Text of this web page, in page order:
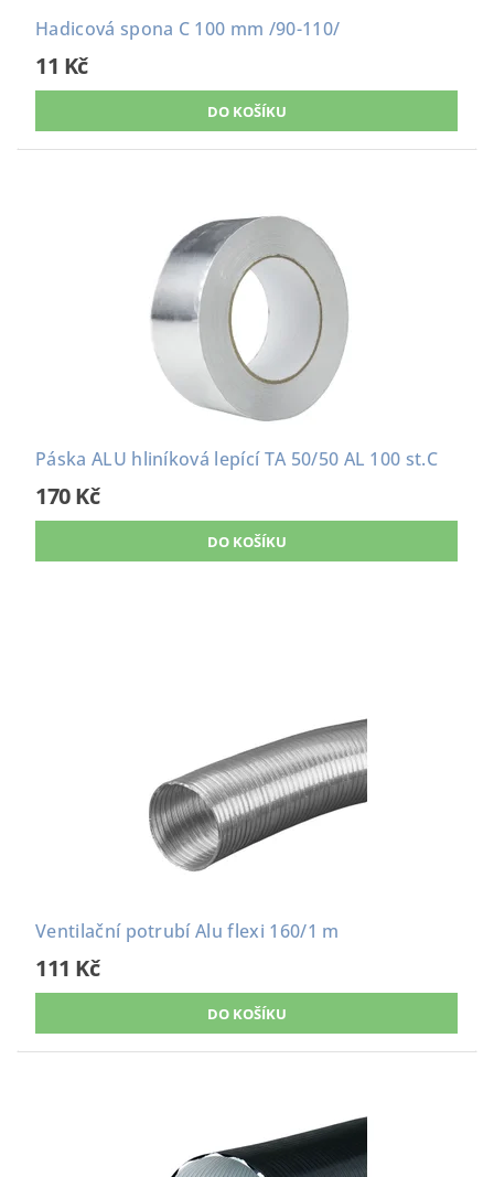
Hadicová spona C 100 mm /90-110/
11 Kč
Páska ALU hliníková lepící TA 50/50 AL 100 st.C
170 Kč
Ventilační potrubí Alu flexi 160/1 m
111 Kč